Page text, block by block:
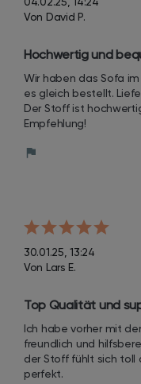
Von David P.
Hochwertig und
Wir haben das Sofa
es gleich bestellt.
Der Stoff ist
Empfehlung!
30.01.25, 13:24
Von Lars E.
Top Qualität und
Ich habe vorher mit
freundlich und
der Stoff fühlt sich toll
perfekt.